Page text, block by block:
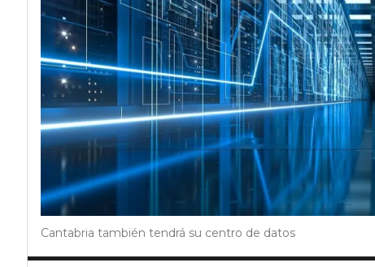
Cantabria también tendrá su centro de datos